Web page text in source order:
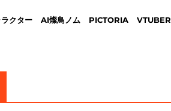
クター AI燦鳥ノム PICTORIA VTUBER